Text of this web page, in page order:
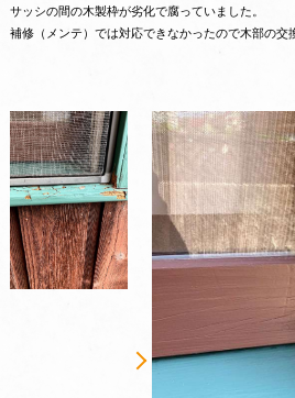
サッシの間の木製枠が劣化で腐っていました。
補修（メンテ）では対応できなかったので木部の交